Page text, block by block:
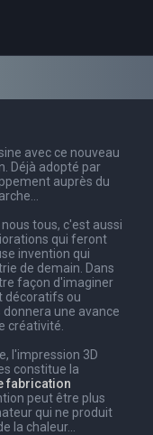
avec ce nouveau
Déjà adopté par
auprès du
tous, c'est aussi
qui feront
invention qui
de demain. Dans
façon d'imaginer
décoratifs ou
une avance
créativité.
l'impression 3D
constitue la
fabrication
peut être plus
qui ne produit
la chaleur...